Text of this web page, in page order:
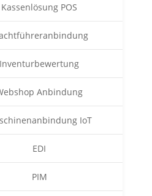
Kassenlösung POS
Inventurbewertung
Anbindung
IoT
EDI
PIM